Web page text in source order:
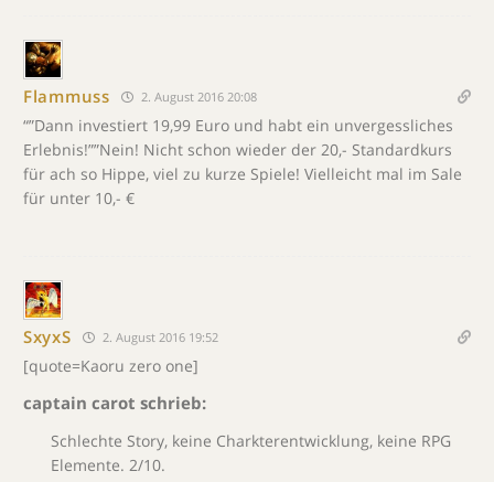
Flammuss 2. August 2016 20:08
“”Dann investiert 19,99 Euro und habt ein unvergessliches
Erlebnis!””Nein! Nicht schon wieder der 20,- Standardkurs
für ach so Hippe, viel zu kurze Spiele! Vielleicht mal im Sale
für unter 10,- €
SxyxS 2. August 2016 19:52
[quote=Kaoru zero one]
captain carot schrieb:
Schlechte Story, keine Charkterentwicklung, keine RPG
Elemente. 2/10.